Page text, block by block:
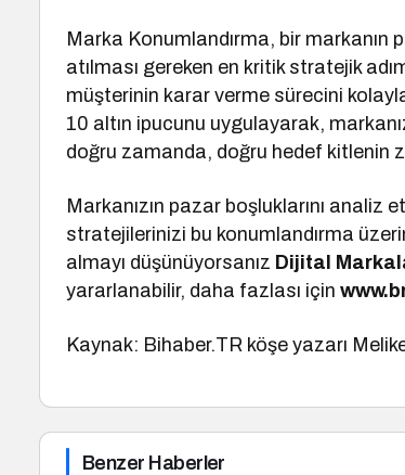
Marka Konumlandırma, bir markanın
atılması gereken en kritik stratejik
müşterinin karar verme sürecini
10 altın ipucunu uygulayarak,
doğru zamanda, doğru hedef kitlenin
Markanızın pazar boşluklarını
stratejilerinizi bu konumlandırma
almayı düşünüyorsanız Dijital
yararlanabilir, daha fazlası için
Kaynak: Bihaber.TR köşe yazarı
Benzer Haberler